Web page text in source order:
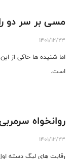
مسی بر سر دو
1401/12/23
اما شنیده ها حاکی از
است.
روانخواه
1401/12/23
رقابت های لیگ دسته